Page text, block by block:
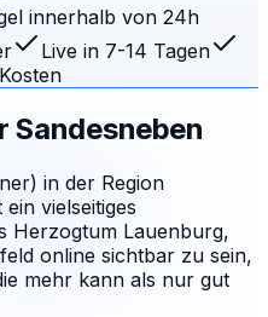
innerhalb von 24h
Live in 7-14 Tagen
Sandesneben
in der Region
vielseitiges
Herzogtum Lauenburg,
online sichtbar zu sein,
mehr kann als nur gut